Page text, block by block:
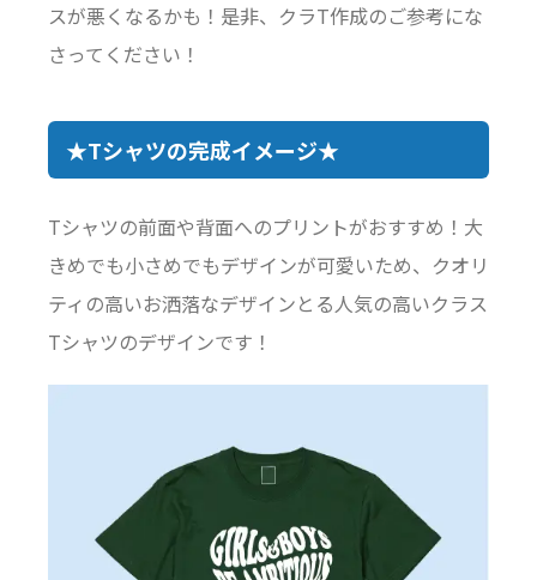
スが悪くなるかも！是非、クラT作成のご参考にな
さってください！
★Tシャツの完成イメージ★
Tシャツの前面や背面へのプリントがおすすめ！大
きめでも小さめでもデザインが可愛いため、クオリ
ティの高いお洒落なデザインとる人気の高いクラス
Tシャツのデザインです！